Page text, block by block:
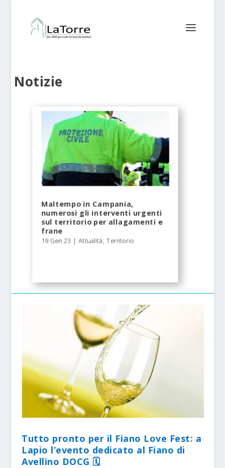
Notizie
Maltempo in Campania,
numerosi gli interventi urgenti
sul territorio per allagamenti e
frane
19 Gen 23 |Attualità,Territorio
Tutto pronto per il Fiano Love Fest: a
Lapio l’evento dedicato al Fiano di
Avellino DOCG 🗓